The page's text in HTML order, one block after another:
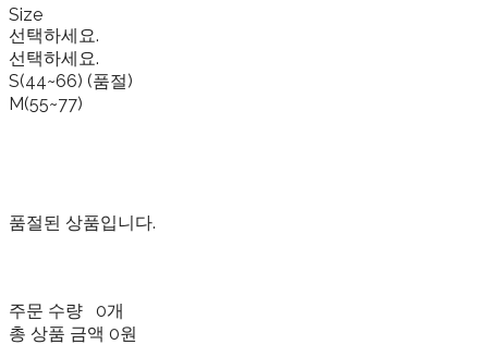
Size
선택하세요.
선택하세요.
S(44~66) (품절)
M(55~77)
품절된 상품입니다.
주문 수량
0개
총 상품 금액 0원